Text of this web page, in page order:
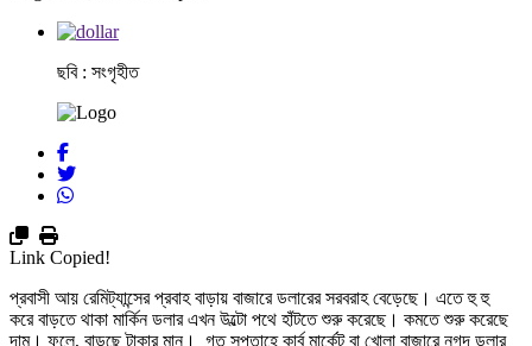
ছবি : সংগৃহীত
Link Copied!
প্রবাসী আয় রেমিট্যান্সের প্রবাহ বাড়ায় বাজারে ডলারের সরবরাহ বেড়েছে। এতে হু হু
করে বাড়তে থাকা মার্কিন ডলার এখন উল্টো পথে হাঁটতে শুরু করেছে। কমতে শুরু করেছে
দাম। ফলে, বাড়ছে টাকার মান। গত সপ্তাহে কার্ব মার্কেট বা খোলা বাজারে নগদ ডলার